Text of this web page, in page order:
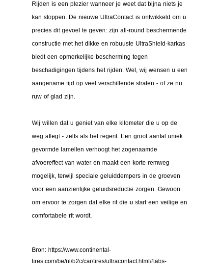
Rijden is een plezier wanneer je weet dat bijna niets je
kan stoppen. De nieuwe UltraContact is ontwikkeld om u
precies dit gevoel te geven: zijn all-round beschermende
constructie met het dikke en robuuste UltraShield-karkas
biedt een opmerkelijke bescherming tegen
beschadigingen tijdens het rijden. Wel, wij wensen u een
aangename tijd op veel verschillende straten - of ze nu
ruw of glad zijn.
Wij willen dat u geniet van elke kilometer die u op de
weg aflegt - zelfs als het regent. Een groot aantal uniek
gevormde lamellen verhoogt het zogenaamde
afvoereffect van water en maakt een korte remweg
mogelijk, terwijl speciale geluiddempers in de groeven
voor een aanzienlijke geluidsreductie zorgen. Gewoon
om ervoor te zorgen dat elke rit die u start een veilige en
comfortabele rit wordt.
Bron: https://www.continental-
tires.com/be/nl/b2c/car/tires/ultracontact.html#tabs-